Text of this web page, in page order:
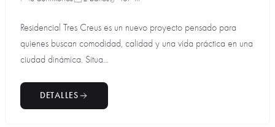
Residencial Tres Creus es un nuevo proyecto pensado para
quienes buscan comodidad, calidad y una vida práctica en una
ciudad dinámica. Situa...
DETALLES